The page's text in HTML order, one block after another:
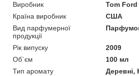
Виробник
Tom Ford
Країна виробник
США
Вид парфумерної
продукції
Рік випуску
2009
Об`єм
100 мл
Тип аромату
Деревні,